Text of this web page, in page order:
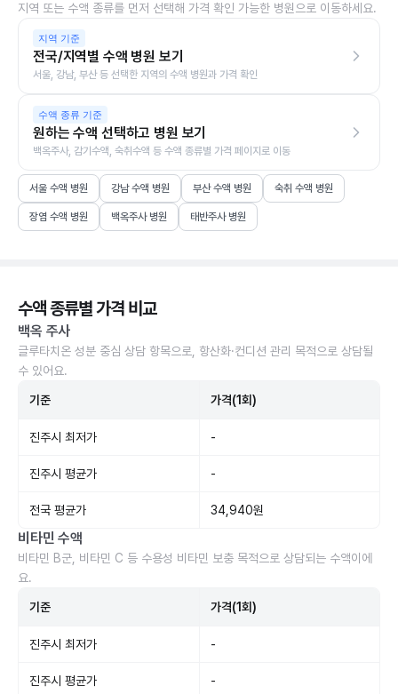
지역 또는 수액 종류를 먼저 선택해 가격 확인 가능한 병원으로 이동하세요.
지역 기준
전국/지역별 수액 병원 보기
서울, 강남, 부산 등 선택한 지역의 수액 병원과 가격 확인
수액 종류 기준
원하는 수액 선택하고 병원 보기
백옥주사, 감기수액, 숙취수액 등 수액 종류별 가격 페이지로 이동
서울 수액 병원 강남 수액 병원 부산 수액 병원 숙취 수액 병원
장염 수액 병원 백옥주사 병원 태반주사 병원
수액 종류별 가격 비교
백옥 주사
글루타치온 성분 중심 상담 항목으로, 항산화·컨디션 관리 목적으로 상담될
수 있어요.
기준 가격(1회)
진주시 최저가 -
진주시 평균가 -
전국 평균가 34,940원
비타민 수액
비타민 B군, 비타민 C 등 수용성 비타민 보충 목적으로 상담되는 수액이에
요.
기준 가격(1회)
진주시 최저가 -
진주시 평균가 -